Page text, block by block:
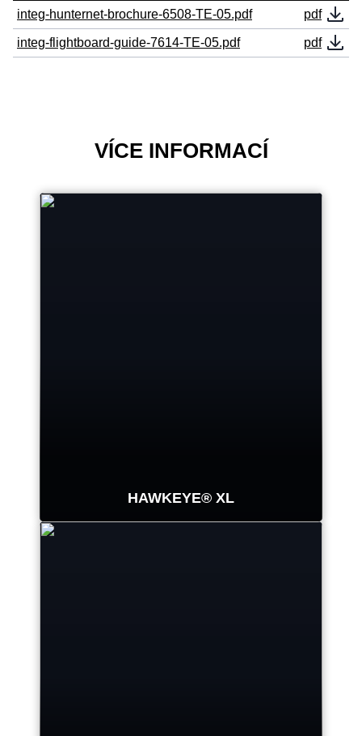
integ-hunternet-brochure-6508-TE-05.pdf pdf
integ-flightboard-guide-7614-TE-05.pdf pdf
VÍCE INFORMACÍ
HAWKEYE® XL